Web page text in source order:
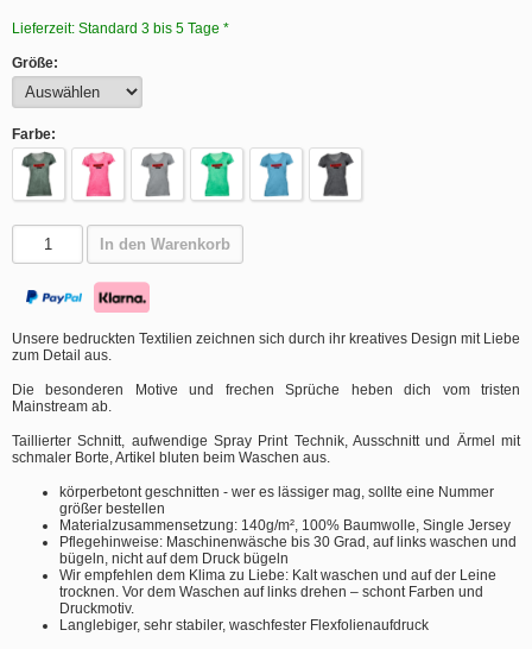
Lieferzeit: Standard 3 bis 5 Tage *
Größe:
Farbe:
In den Warenkorb
Unsere bedruckten Textilien zeichnen sich durch ihr kreatives Design mit Liebe
zum Detail aus.
Die besonderen Motive und frechen Sprüche heben dich vom tristen
Mainstream ab.
Taillierter Schnitt, aufwendige Spray Print Technik, Ausschnitt und Ärmel mit
schmaler Borte, Artikel bluten beim Waschen aus.
körperbetont geschnitten - wer es lässiger mag, sollte eine Nummer
größer bestellen
Materialzusammensetzung: 140g/m², 100% Baumwolle, Single Jersey
Pflegehinweise: Maschinenwäsche bis 30 Grad, auf links waschen und
bügeln, nicht auf dem Druck bügeln
Wir empfehlen dem Klima zu Liebe: Kalt waschen und auf der Leine
trocknen. Vor dem Waschen auf links drehen – schont Farben und
Druckmotiv.
Langlebiger, sehr stabiler, waschfester Flexfolienaufdruck